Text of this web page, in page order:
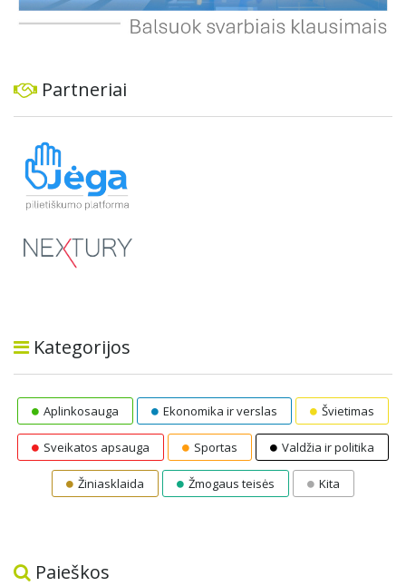
Partneriai
Kategorijos
Aplinkosauga Ekonomika ir verslas Švietimas
Sveikatos apsauga Sportas Valdžia ir politika
Žiniasklaida Žmogaus teisės Kita
Paieškos